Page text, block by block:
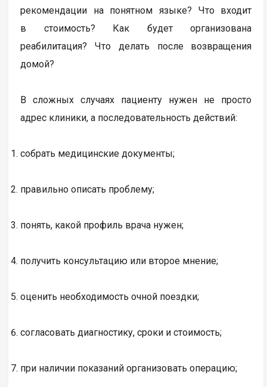
рекомендации на понятном языке? Что входит
в стоимость? Как будет организована
реабилитация? Что делать после возвращения
домой?
В сложных случаях пациенту нужен не просто
адрес клиники, а последовательность действий:
собрать медицинские документы;
правильно описать проблему;
понять, какой профиль врача нужен;
получить консультацию или второе мнение;
оценить необходимость очной поездки;
согласовать диагностику, сроки и стоимость;
при наличии показаний организовать операцию;